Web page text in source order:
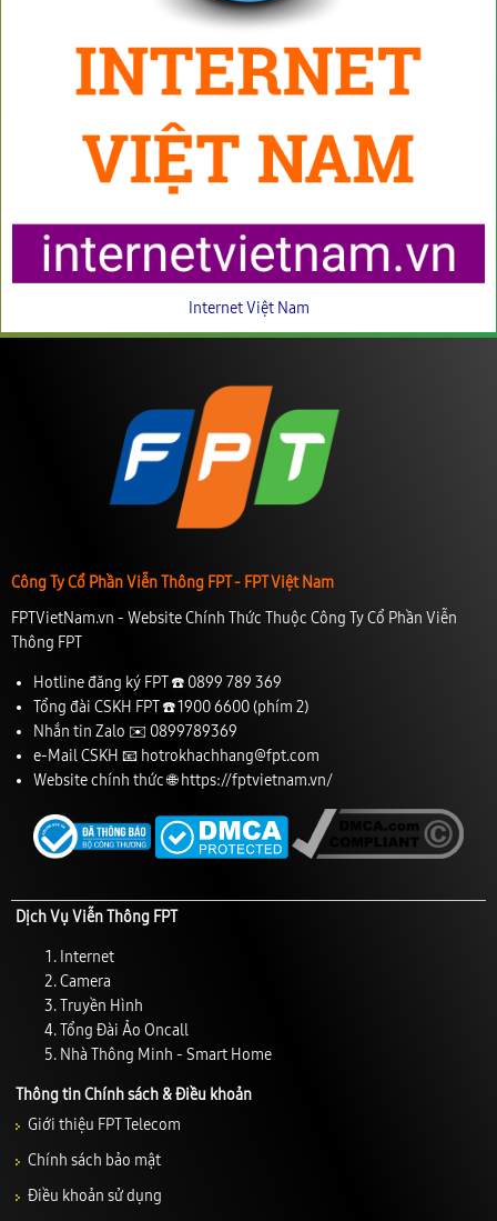
Internet Việt Nam
Công Ty Cổ Phần Viễn Thông FPT - FPT Việt Nam
FPTVietNam.vn - Website Chính Thức Thuộc Công Ty Cổ Phần Viễn
Thông FPT
Hotline đăng ký FPT ☎️ 0899 789 369
Tổng đài CSKH FPT ☎️1900 6600(phím 2)
Nhắn tin Zalo ✉️ 0899789369
e-Mail CSKH 📧 hotrokhachhang@fpt.com
Website chính thức 🌐 https://fptvietnam.vn/
Dịch Vụ Viễn Thông FPT
Internet
Camera
Truyền Hình
Tổng Đài Ảo Oncall
Nhà Thông Minh - Smart Home
Thông tin Chính sách & Điều khoản
Giới thiệu FPT Telecom
Chính sách bảo mật
Điều khoản sử dụng